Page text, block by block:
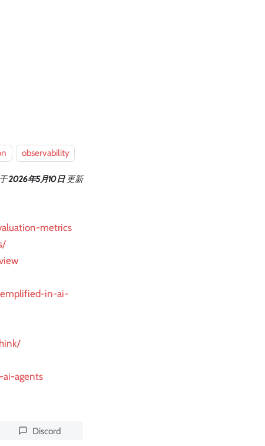
observability
2026年5月10日 更新
metrics
in-ai-
agents
Discord